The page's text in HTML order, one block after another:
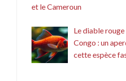
et le Cameroun
Le diable rouge
Congo : un
cette espèce